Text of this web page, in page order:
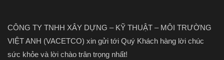
CÔNG TY TNHH XÂY DỰNG – KỸ THUẬT – MÔI TRƯỜNG
VIỆT ANH (VACETCO) xin gửi tới Quý Khách hàng lời chúc
sức khỏe và lời chào trân trọng nhất!